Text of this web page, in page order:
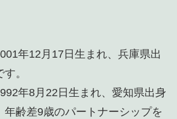
年12月17日生まれ、兵庫県出
。
年8月22日生まれ、愛知県出身
年齢差9歳のパートナーシップを